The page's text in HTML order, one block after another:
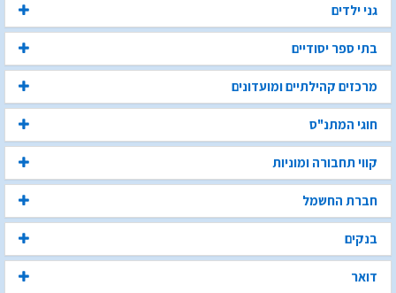
גני ילדים
בתי ספר יסודיים
מרכזים קהילתיים ומועדונים
חוגי המתנ"ס
קווי תחבורה ומוניות
חברת החשמל
בנקים
דואר